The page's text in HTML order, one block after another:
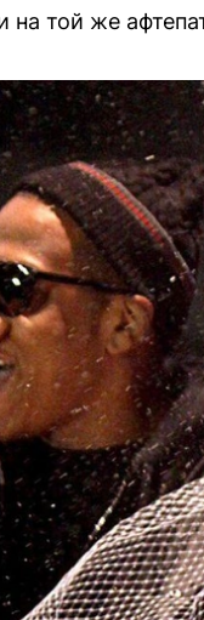
той же